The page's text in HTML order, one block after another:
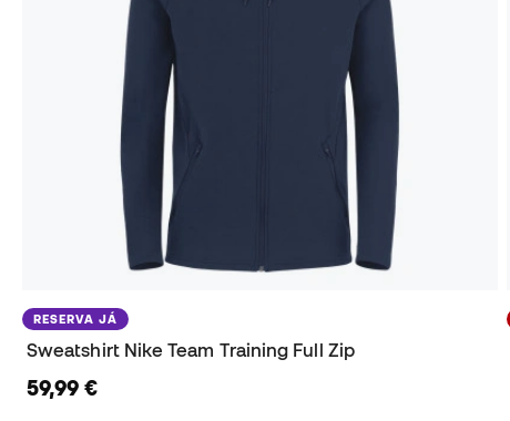
RESERVA JÁ
Sweatshirt Nike Team Training Full Zip
59,99 €